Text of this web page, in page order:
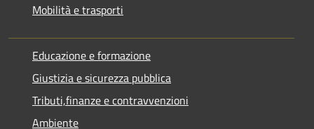
Mobilità e trasporti
Educazione e formazione
Giustizia e sicurezza pubblica
Tributi,finanze e contravvenzioni
Ambiente